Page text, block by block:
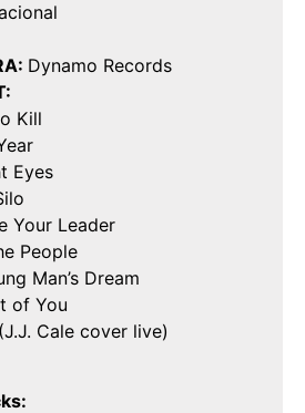
Dynamo Records
Kill
Eyes
Your Leader
People
Man’s Dream
of You
Cale cover live)